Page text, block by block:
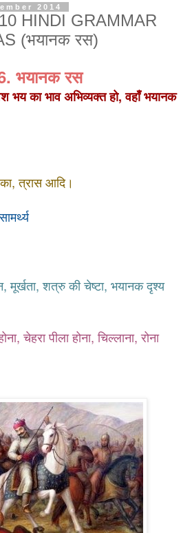
2014
HINDI GRAMMAR
(भयानक रस)
भयानक रस
भय का भाव अभिव्यक्त हो, वहाँ भयानक
त्रास आदि।
मूर्खता, शत्रु की चेष्टा, भयानक दृश्य
चेहरा पीला होना, चिल्लाना, रोना